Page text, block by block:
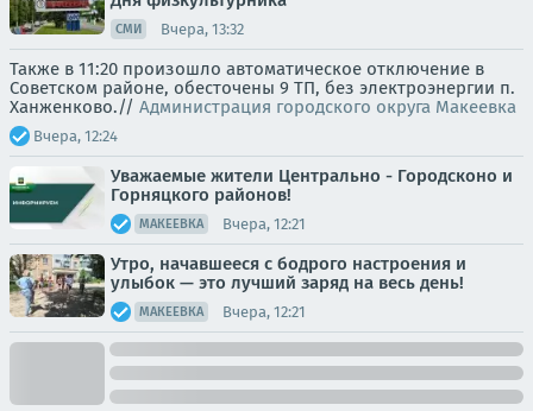
СМИ Вчера, 13:32
Также в 11:20 произошло автоматическое отключение в
Советском районе, обесточены 9 ТП, без электроэнергии п.
Ханженково.// Администрация городского округа Макеевка
Вчера, 12:24
Уважаемые жители Центрально - Городсконо и
Горняцкого районов!
МАКЕЕВКА Вчера, 12:21
Утро, начавшееся с бодрого настроения и
улыбок — это лучший заряд на весь день!
МАКЕЕВКА Вчера, 12:21